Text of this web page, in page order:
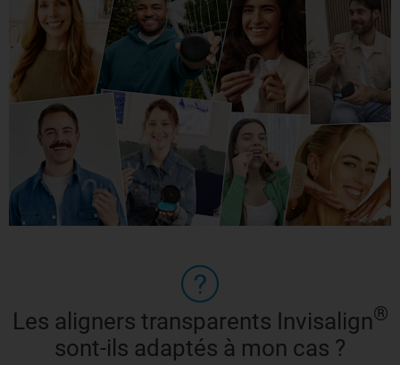
Les aligners transparents Invisalign®
sont-ils adaptés à mon cas ?